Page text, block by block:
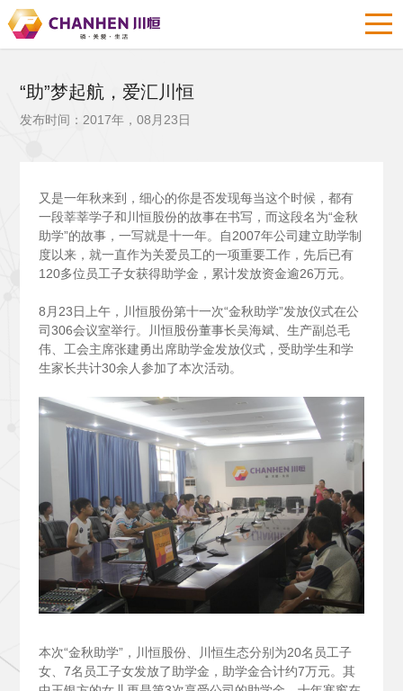
“助”梦起航，爱汇川恒
发布时间：2017年，08月23日
又是一年秋来到，细心的你是否发现每当这个时候，都有
一段莘莘学子和川恒股份的故事在书写，而这段名为“金秋
助学”的故事，一写就是十一年。自2007年公司建立助学制
度以来，就一直作为关爱员工的一项重要工作，先后已有
120多位员工子女获得助学金，累计发放资金逾26万元。
8 月23日上午，川恒股份第十一次“金秋助学”发放仪式在公
司306会议室举行。川恒股份董事长吴海斌、生产副总毛
伟、工会主席张建勇出席助学金发放仪式，受助学生和学
生家长共计30余人参加了本次活动。
本次“金秋助学”，川恒股份、川恒生态分别为20名员工子
女、7名员工子女发放了助学金，助学金合计约7万元。其